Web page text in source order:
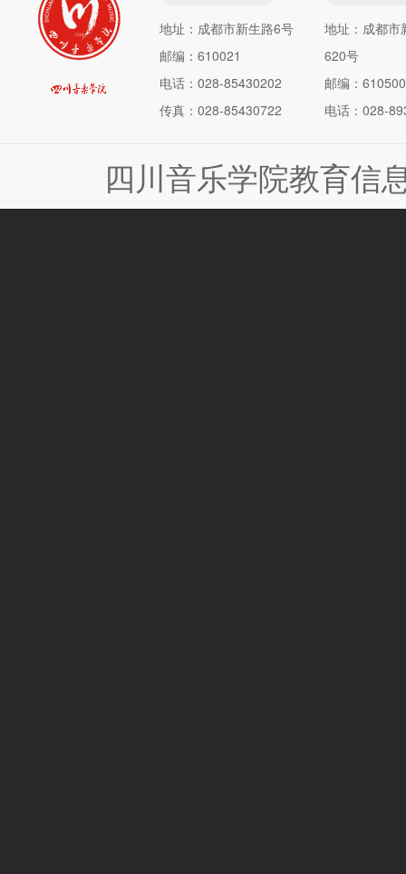
地址：成都市新生路6号
邮编：610021
电话：028-85430202
传真：028-85430722
地址：成都市
620号
邮编：610500
电话：028-
四川音乐学院教育